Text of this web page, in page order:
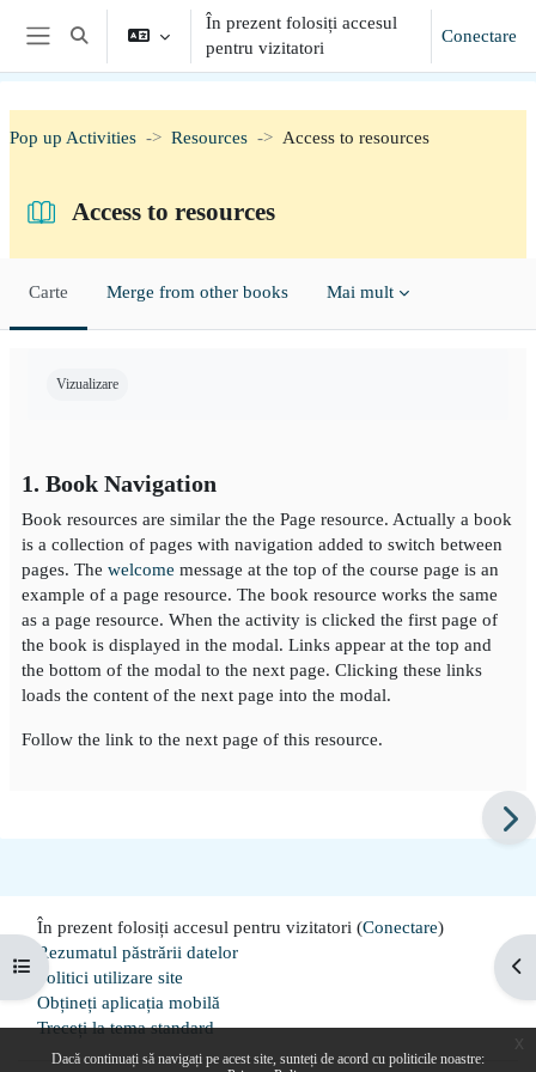
Sari la conţinutul principal
Dacă continuați să navigați pe acest site, sunteți de acord cu politicile noastre:
Panou lateral
Afișați căutarea
În prezent folosiți accesul
pentru vizitatori
Conectare
Deschide Indexul cursului
Pop up Activities Resources Access to resources
Access to resources
Carte Merge from other books Mai mult
Vizualizare
1. Book Navigation
Book resources are similar the the Page resource. Actually a book
is a collection of pages with navigation added to switch between
pages. The welcome message at the top of the course page is an
example of a page resource. The book resource works the same
as a page resource. When the activity is clicked the first page of
the book is displayed in the modal. Links appear at the top and
the bottom of the modal to the next page. Clicking these links
loads the content of the next page into the modal.
Follow the link to the next page of this resource.
În prezent folosiți accesul pentru vizitatori (Conectare)
Rezumatul păstrării datelor
Politici utilizare site
Obțineți aplicația mobilă
Treceți la tema standard